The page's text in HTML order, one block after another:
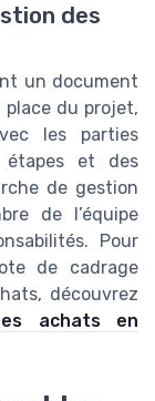
des
un document
du projet,
les parties
et des
de gestion
de l’équipe
Pour
de cadrage
découvrez
achats en